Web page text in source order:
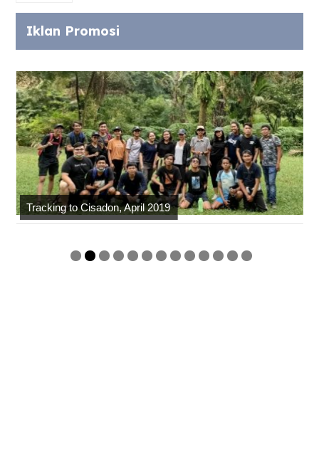
Iklan Promosi
Tracking to Cisadon, April 2019